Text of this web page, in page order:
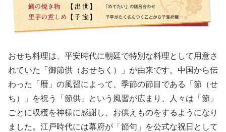
おせち料理は、平安時代に朝廷で特別な料理として用意さ
れていた「御節供（おせちく）」が由来です。中国から伝
わった「暦」の風習によって、季節の節目である「節（せ
ち）」を祝う「節供」という風習が広まり、人々は「節」
ごとに収穫を神様に感謝し、お供えものをするようになり
ました。江戸時代には幕府が「節句」を公式な祝日として